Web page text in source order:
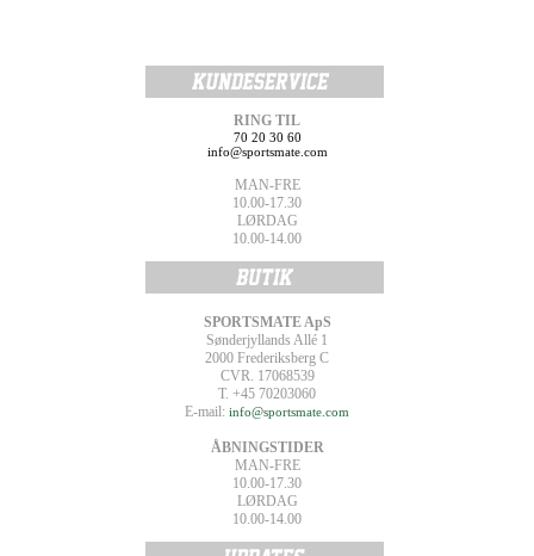
RING TIL
70 20 30 60
info@sportsmate.com
MAN-FRE
10.00-17.30
LØRDAG
10.00-14.00
SPORTSMATE ApS
Sønderjyllands Allé 1
2000 Frederiksberg C
CVR. 17068539
T. +45 70203060
E-mail: info@sportsmate.com
ÅBNINGSTIDER
MAN-FRE
10.00-17.30
LØRDAG
10.00-14.00